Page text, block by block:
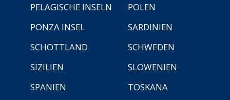
PELAGISCHE INSELN
POLEN
PONZA INSEL
SARDINIEN
SCHOTTLAND
SCHWEDEN
SIZILIEN
SLOWENIEN
SPANIEN
TOSKANA